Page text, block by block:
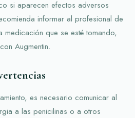
si aparecen efectos adversos
informar al profesional de
medicación que se esté tomando,
Augmentin.
es necesario comunicar al
a las penicilinas o a otros